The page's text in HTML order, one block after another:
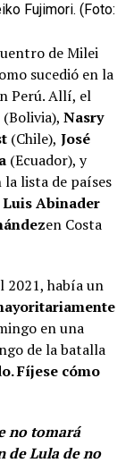
Fujimori. (Foto:
de Milei
sucedió en la
Perú. Allí, el
(Bolivia), Nasry
(Chile), José
(Ecuador), y
lista de países
Luis Abinader
en Costa
2021, había un
en una
de la batalla
Fíjese cómo
no tomará
de Lula de no